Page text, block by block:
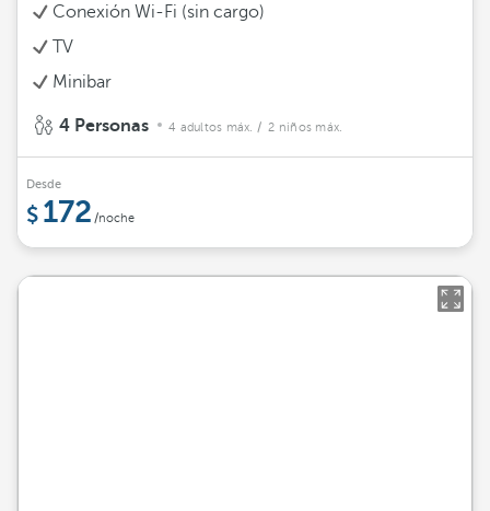
Conexión Wi-Fi (sin cargo)
TV
Minibar
4 Personas 4 adultos máx. / 2 niños máx.
Desde
172 /noche